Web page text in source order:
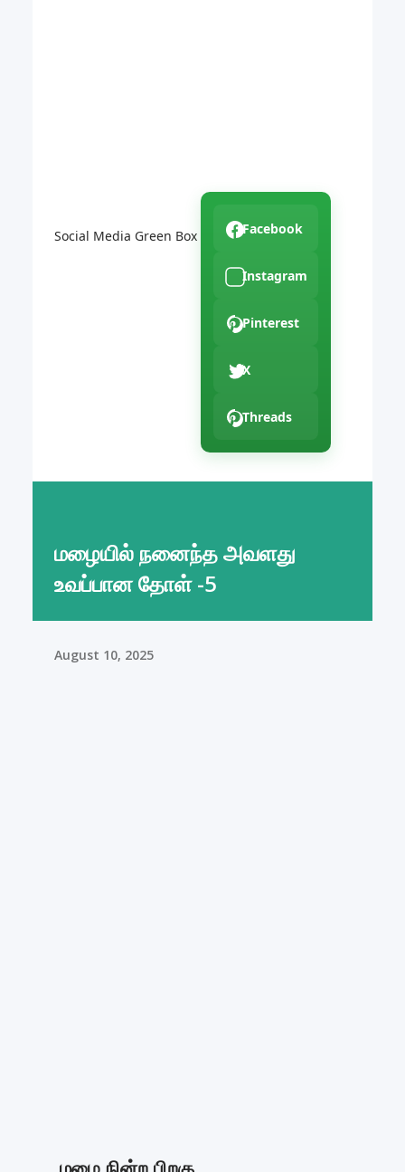
Social Media Green Box Facebook
Instagram
Pinterest
X
Threads
மழையில் நனைந்த அவளது
உவப்பான தோள் -5
August 10, 2025